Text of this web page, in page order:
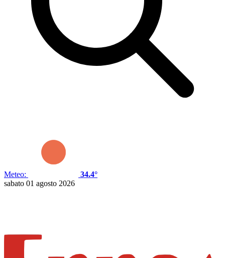
Meteo:
34.4°
sabato 01 agosto 2026